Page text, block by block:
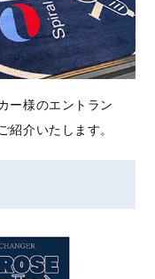
ー様のエントラン
紹介いたします。